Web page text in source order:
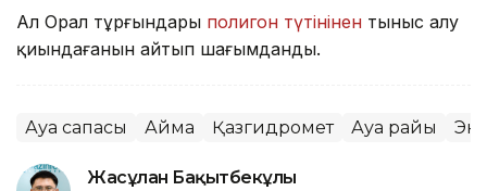
Ал Орал тұрғындары полигон түтінінен тыныс алу
қиындағанын айтып шағымданды.
Ауа сапасы Аймақ Қазгидромет Ауа райы
Жасұлан Бақытбекұлы